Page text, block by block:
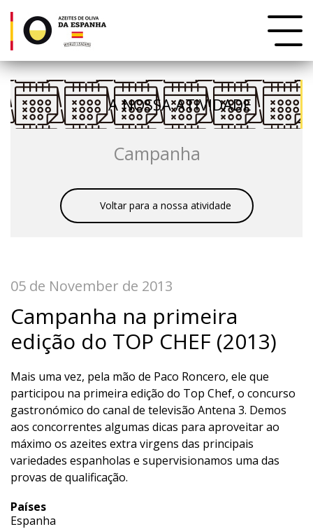
A NOSSA ATIVIDADE
Campanha
Voltar para a nossa atividade
05 de November de 2013
Campanha na primeira
edição do TOP CHEF (2013)
Mais uma vez, pela mão de Paco Roncero, ele que
participou na primeira edição do Top Chef, o concurso
gastronómico do canal de televisão Antena 3. Demos
aos concorrentes algumas dicas para aproveitar ao
máximo os azeites extra virgens das principais
variedades espanholas e supervisionamos uma das
provas de qualificação.
Países
Espanha